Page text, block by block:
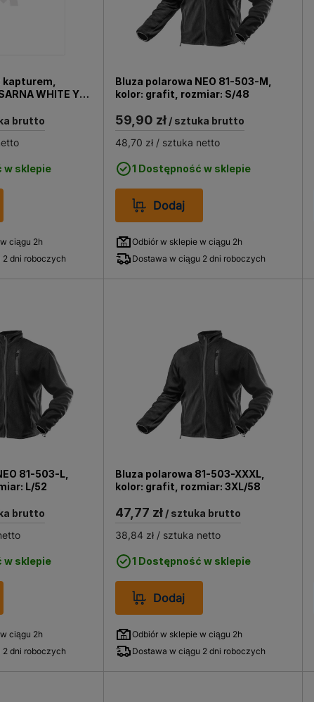
kapturem,
WHITE YT-
brutto
w sklepie
ciągu 2h
2 dni roboczych
Bluza polarowa NEO 81-503-M,
kolor: grafit, rozmiar: S/48
59,90 zł/ sztuka brutto
48,70 zł/ sztuka netto
1 Dostępność w sklepie
Dodaj
Odbiór w sklepie w ciągu 2h
Dostawa w ciągu 2 dni roboczych
81-503-L,
L/52
brutto
w sklepie
ciągu 2h
2 dni roboczych
Bluza polarowa 81-503-XXXL,
kolor: grafit, rozmiar: 3XL/58
47,77 zł/ sztuka brutto
38,84 zł/ sztuka netto
1 Dostępność w sklepie
Dodaj
Odbiór w sklepie w ciągu 2h
Dostawa w ciągu 2 dni roboczych